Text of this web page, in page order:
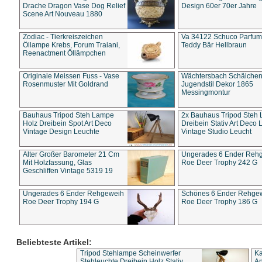
Drache Dragon Vase Dog Relief
Scene Art Nouveau 1880
Design 60er 70er Jahre
Zodiac - Tierkreiszeichen
Öllampe Krebs, Forum Traiani,
Reenactment Öllämpchen
Va 34122 Schuco
Teddy Bär Hellbraun
Originale Meissen Fuss - Vase
Rosenmuster Mit Goldrand
Wächtersbach Schälchen
Jugendstil Dekor 1865
Messingmontur
Bauhaus Tripod Steh Lampe
Holz Dreibein Spot Art Deco
Vintage Design Leuchte
2x Bauhaus Tripod Steh
Dreibein Stativ Art Deco
Vintage Studio Leucht
Alter Großer Barometer 21 Cm
Mit Holzfassung, Glas
Geschliffen Vintage 5319 19
Ungerades 6 Ender
Roe Deer Trophy 242 G
Ungerades 6 Ender Rehgeweih
Roe Deer Trophy 194 G
Schönes 6 Ender
Roe Deer Trophy 186 G
Beliebteste Artikel:
Tripod Stehlampe Scheinwerfer